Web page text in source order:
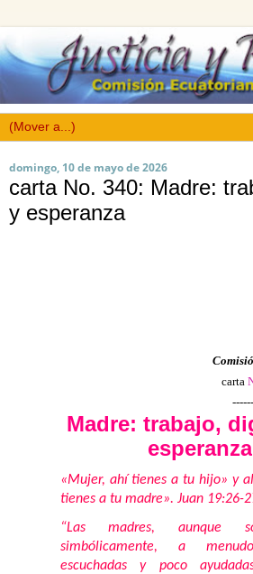
domingo, 10 de mayo de 2026
carta No. 340: Madre:
y esperanza
carta
Madre: trabajo,
esperanza
«Mujer, ahí tienes a tu hijo» y
tienes a tu madre». Juan 19:26-
“Las madres, aunque
simbólicamente, a
escuchadas y poco